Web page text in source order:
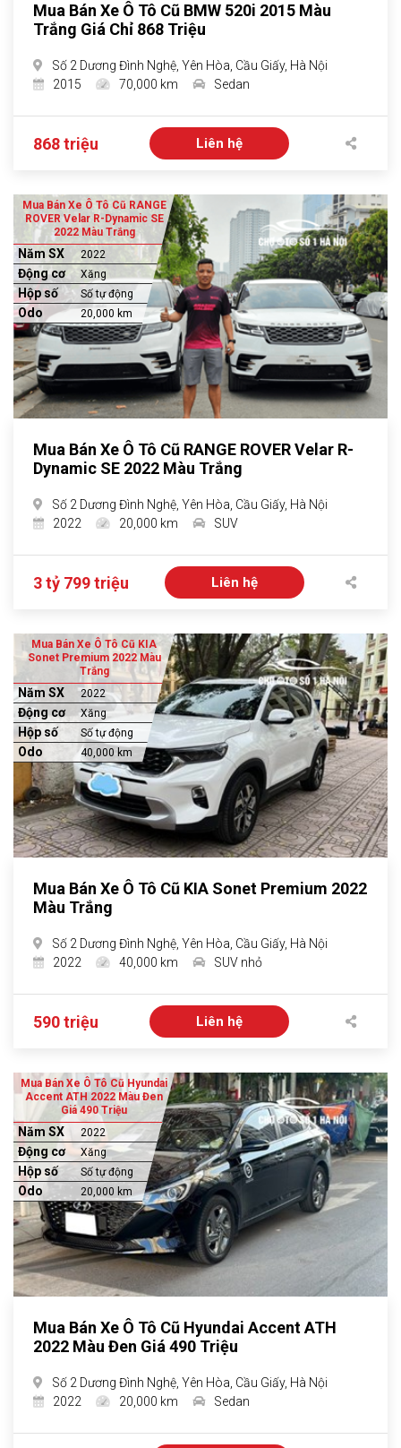
Mua Bán Xe Ô Tô Cũ BMW 520i 2015 Màu
Trắng Giá Chỉ 868 Triệu
Số 2 Dương Đình Nghệ, Yên Hòa, Cầu Giấy, Hà Nội
2015
70,000 km Sedan
868 triệu Liên hệ
Mua Bán Xe Ô Tô Cũ RANGE
ROVER Velar R-Dynamic SE
2022 Màu Trắng
Năm SX 2022
Động cơ Xăng
Hộp số Số tự động
Odo 20,000 km
Mua Bán Xe Ô Tô Cũ RANGE ROVER Velar R-
Dynamic SE 2022 Màu Trắng
Số 2 Dương Đình Nghệ, Yên Hòa, Cầu Giấy, Hà Nội
2022
20,000 km SUV
3 tỷ 799 triệu Liên hệ
Mua Bán Xe Ô Tô Cũ KIA
Sonet Premium 2022 Màu
Trắng
Năm SX 2022
Động cơ Xăng
Hộp số Số tự động
Odo 40,000 km
Mua Bán Xe Ô Tô Cũ KIA Sonet Premium 2022
Màu Trắng
Số 2 Dương Đình Nghệ, Yên Hòa, Cầu Giấy, Hà Nội
2022
40,000 km SUV nhỏ
590 triệu Liên hệ
Mua Bán Xe Ô Tô Cũ Hyundai
Accent ATH 2022 Màu Đen
Giá 490 Triệu
Năm SX 2022
Động cơ Xăng
Hộp số Số tự động
Odo 20,000 km
Mua Bán Xe Ô Tô Cũ Hyundai Accent ATH
2022 Màu Đen Giá 490 Triệu
Số 2 Dương Đình Nghệ, Yên Hòa, Cầu Giấy, Hà Nội
2022
20,000 km Sedan